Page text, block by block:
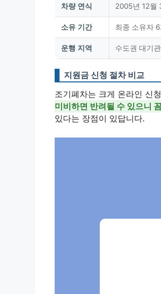
차량 연식 2005년 12월
소유 기간 최종 소유자
운행 지역 수도권 대기
지원금 신청 절차 비교
조기폐차는 크게 온라인 신
미비하면 반려될 수 있으니
있다는 장점이 있답니다.